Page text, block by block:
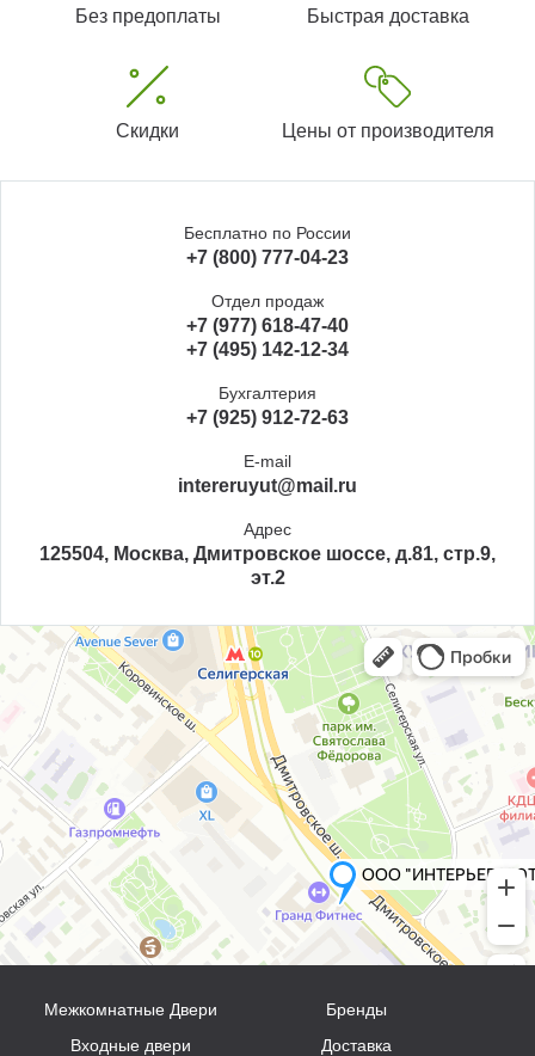
Без предоплаты Быстрая доставка
Скидки Цены от производителя
Бесплатно по России
+7 (800) 777-04-23
Отдел продаж
+7 (977) 618-47-40
+7 (495) 142-12-34
Бухгалтерия
+7 (925) 912-72-63
E-mail
intereruyut@mail.ru
Адрес
125504, Москва, Дмитровское шоссе, д.81, стр.9,
эт.2
Межкомнатные Двери
Входные двери
Бренды
Доставка